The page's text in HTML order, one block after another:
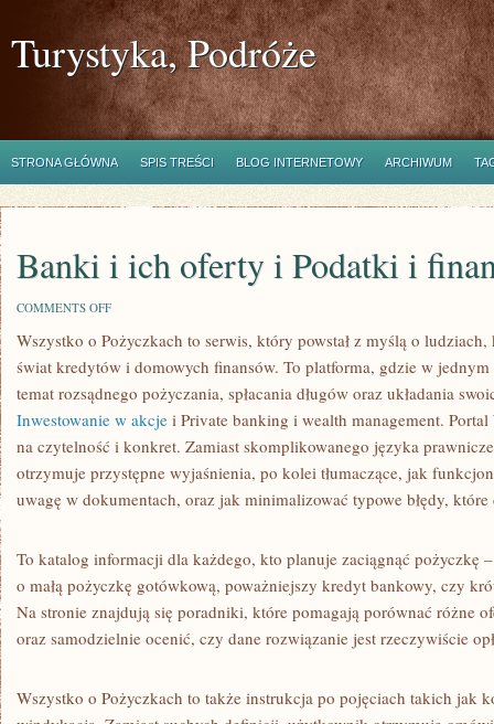
Turystyka, Podróże
STRONA GŁÓWNA SPIS TREŚCI BLOG INTERNETOWY ARCHIWUM
Banki i ich oferty i Podatki i
COMMENTS OFFON
I
ICH
OFERTY
I
PODATKI
FINANSE
OSOBISTE
Wszystko o Pożyczkach to serwis, który powstał z myślą o
świat kredytów i domowych finansów. To platforma, gdzie w
temat rozsądnego pożyczania, spłacania długów oraz układania
Inwestowanie w akcje i Private banking i wealth management.
na czytelność i konkret. Zamiast skomplikowanego języka
otrzymuje przystępne wyjaśnienia, po kolei tłumaczące, jak
uwagę w dokumentach, oraz jak minimalizować typowe błędy,
To katalog informacji dla każdego, kto planuje zaciągnąć pożyczkę
o małą pożyczkę gotówkową, poważniejszy kredyt bankowy, czy
Na stronie znajdują się poradniki, które pomagają porównać różne
oraz samodzielnie ocenić, czy dane rozwiązanie jest rzeczywiście
Wszystko o Pożyczkach to także instrukcja po pojęciach takich jak